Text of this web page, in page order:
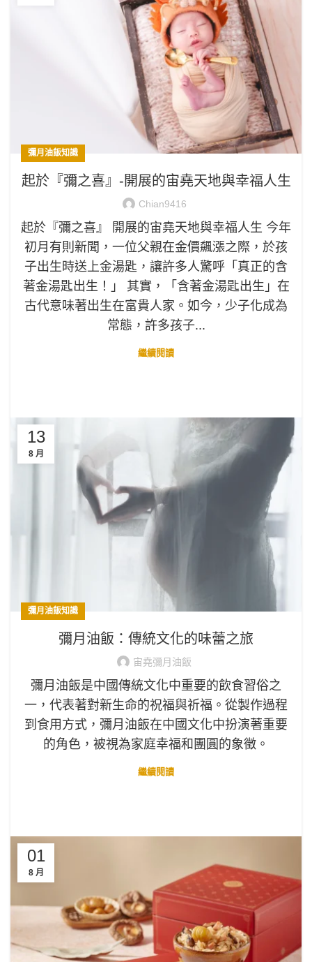
彌月油飯知識
起於『彌之喜』-開展的宙堯天地與幸福人生
Chian9416
起於『彌之喜』 開展的宙堯天地與幸福人生 今年
初月有則新聞，一位父親在金價飆漲之際，於孩
子出生時送上金湯匙，讓許多人驚呼「真正的含
著金湯匙出生！」 其實，「含著金湯匙出生」在
古代意味著出生在富貴人家。如今，少子化成為
常態，許多孩子...
繼續閱讀
13
8 月
彌月油飯知識
彌月油飯：傳統文化的味蕾之旅
宙堯彌月油飯
彌月油飯是中國傳統文化中重要的飲食習俗之
一，代表著對新生命的祝福與祈福。從製作過程
到食用方式，彌月油飯在中國文化中扮演著重要
的角色，被視為家庭幸福和團圓的象徵。
繼續閱讀
01
8 月